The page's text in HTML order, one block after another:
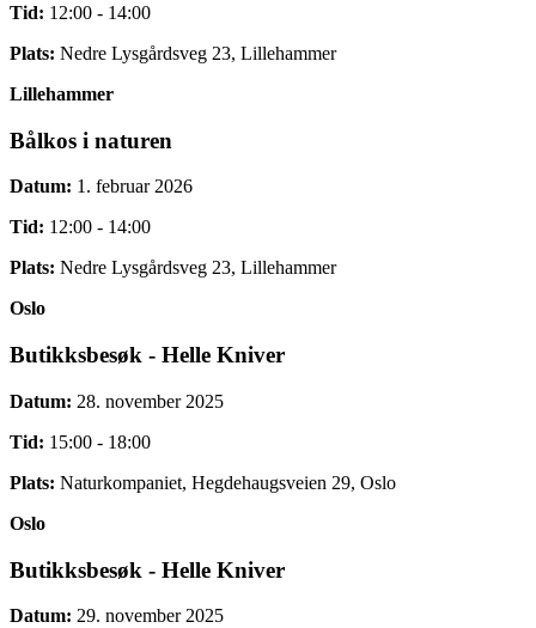
Tid: 12:00 - 14:00
Plats: Nedre Lysgårdsveg 23, Lillehammer
Lillehammer
Bålkos i naturen
Datum: 1. februar 2026
Tid: 12:00 - 14:00
Plats: Nedre Lysgårdsveg 23, Lillehammer
Oslo
Butikksbesøk - Helle Kniver
Datum: 28. november 2025
Tid: 15:00 - 18:00
Plats: Naturkompaniet, Hegdehaugsveien 29, Oslo
Oslo
Butikksbesøk - Helle Kniver
Datum: 29. november 2025